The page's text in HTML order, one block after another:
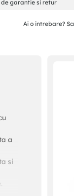
garantie si retur
Ai o intrebare?
a
si